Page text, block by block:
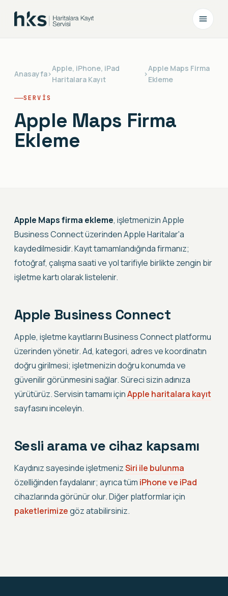
Anasayfa›
Apple, iPhone, iPad
Haritalara Kayıt
›
Apple Maps Firma
Ekleme
SERVIS
Apple Maps Firma
Ekleme
Apple Maps firma ekleme, işletmenizin Apple
Business Connect üzerinden Apple Haritalar'a
kaydedilmesidir. Kayıt tamamlandığında firmanız;
fotoğraf, çalışma saati ve yol tarifiyle birlikte zengin bir
işletme kartı olarak listelenir.
Apple Business Connect
Apple, işletme kayıtlarını Business Connect platformu
üzerinden yönetir. Ad, kategori, adres ve koordinatın
doğru girilmesi; işletmenizin doğru konumda ve
güvenilir görünmesini sağlar. Süreci sizin adınıza
yürütürüz. Servisin tamamı içinApple haritalara kayıt
sayfasını inceleyin.
Sesli arama ve cihaz kapsamı
Kaydınız sayesinde işletmenizSiri ile bulunma
özelliğinden faydalanır; ayrıca tüm iPhone ve iPad
cihazlarında görünür olur. Diğer platformlar için
paketlerimizegöz atabilirsiniz.